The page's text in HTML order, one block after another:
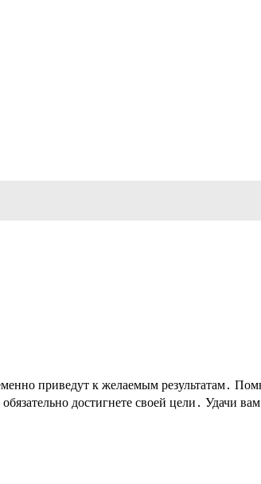
приведут к желаемым результатам․
достигнете своей цели․ Удачи